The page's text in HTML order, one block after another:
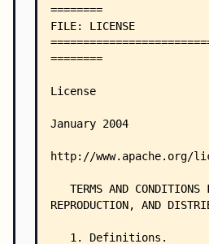
    │   ├── community/
│   │   ├──
    │   │   ├── faq.md
│   │   ├──
│   │   └──
│   │   ├──
│   │   ├──
│   │   ├──
    │   │   ├── gguf.md
│   │   ├──